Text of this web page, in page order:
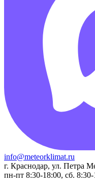
info@meteorklimat.ru
г. Краснодар, ул. Петра
пн-пт 8:30-18:00, сб.